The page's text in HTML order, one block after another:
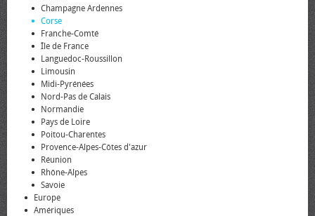
Champagne Ardennes
Corse
Franche-Comté
Île de France
Languedoc-Roussillon
Limousin
Midi-Pyrénées
Nord-Pas de Calais
Normandie
Pays de Loire
Poitou-Charentes
Provence-Alpes-Côtes d'azur
Réunion
Rhône-Alpes
Savoie
Europe
Amériques